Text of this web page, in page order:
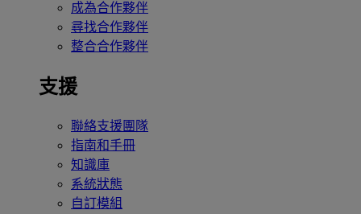
成為合作夥伴
尋找合作夥伴
整合合作夥伴
支援
聯絡支援團隊
指南和手冊
知識庫
系統狀態
自訂模組